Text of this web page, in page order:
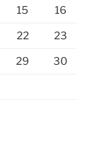
15 16
22 23
29 30